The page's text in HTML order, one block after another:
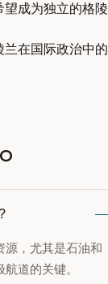
成为独立的格陵
在国际政治中的
源，尤其是石油和
道的关键。